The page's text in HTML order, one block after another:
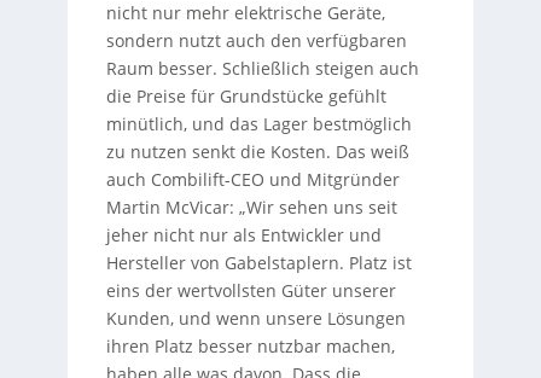
nicht nur mehr elektrische Geräte,
sondern nutzt auch den verfügbaren
Raum besser. Schließlich steigen auch
die Preise für Grundstücke gefühlt
minütlich, und das Lager bestmöglich
zu nutzen senkt die Kosten. Das weiß
auch Combilift-CEO und Mitgründer
Martin McVicar: „Wir sehen uns seit
jeher nicht nur als Entwickler und
Hersteller von Gabelstaplern. Platz ist
eins der wertvollsten Güter unserer
Kunden, und wenn unsere Lösungen
ihren Platz besser nutzbar machen,